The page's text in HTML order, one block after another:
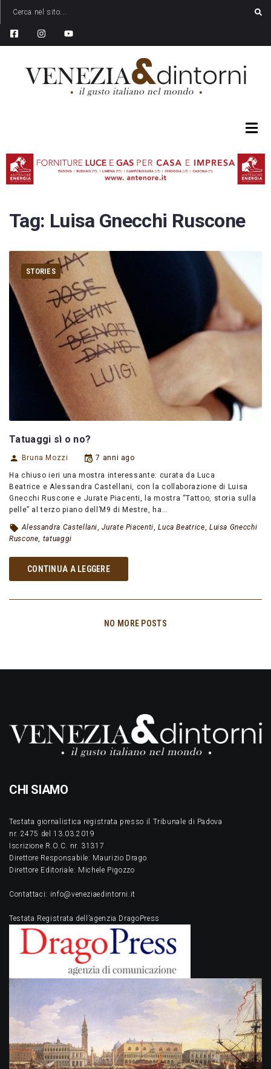
Tag: Luisa Gnecchi Ruscone
STORIES
Tatuaggi sì o no?
Bruna Mozzi 7 anni ago
Ha chiuso ieri una mostra interessante: curata da Luca
Beatrice e Alessandra Castellani, con la collaborazione di Luisa
Gnecchi Ruscone e Jurate Piacenti, la mostra “Tattoo, storia sulla
pelle” al terzo piano dell’M9 di Mestre, ha…
Alessandra Castellani,Jurate Piacenti,Luca Beatrice, Luisa Gnecchi
Ruscone, tatuaggi
CONTINUA A LEGGERE
NO MORE POSTS
CHI SIAMO
Testata giornalistica registrata presso il Tribunale di Padova
nr. 2475 del 13.03.2019
Iscrizione R.O.C. nr. 31317
Direttore Responsabile: Maurizio Drago
Direttore Editoriale: Michele Pigozzo
Contattaci: info@veneziaedintorni.it
Testata Registrata dell’agenzia DragoPress